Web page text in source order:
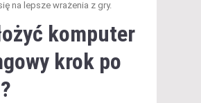
na lepsze wrażenia z gry.
komputer
krok po